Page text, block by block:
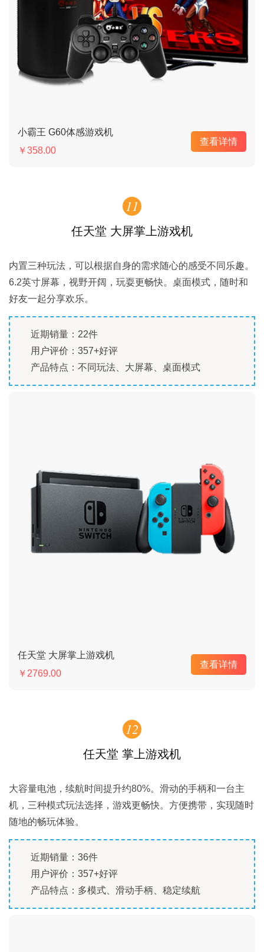
小霸王 G60体感游戏机
￥358.00
查看详情
11
任天堂 大屏掌上游戏机
内置三种玩法，可以根据自身的需求随心的感受不同乐趣。
6.2英寸屏幕，视野开阔，玩耍更畅快。桌面模式，随时和
好友一起分享欢乐。
近期销量：22件
用户评价：357+好评
产品特点：不同玩法、大屏幕、桌面模式
任天堂 大屏掌上游戏机
￥2769.00
查看详情
12
任天堂 掌上游戏机
大容量电池，续航时间提升约80%。滑动的手柄和一台主
机，三种模式玩法选择，游戏更畅快。方便携带，实现随时
随地的畅玩体验。
近期销量：36件
用户评价：357+好评
产品特点：多模式、滑动手柄、稳定续航